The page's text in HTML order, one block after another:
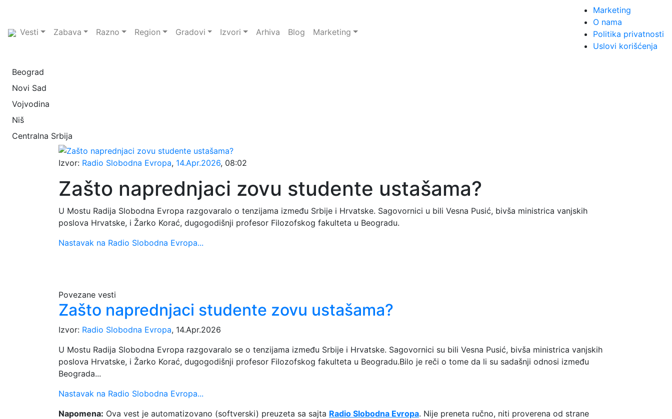
Vesti Zabava Razno Region Gradovi Izvori Arhiva Blog Marketing
Marketing
O nama
Politika privatnosti
Uslovi korišćenja
Beograd
Novi Sad
Vojvodina
Niš
Centralna Srbija
Izvor: Radio Slobodna Evropa, 14.Apr.2026, 08:02
Zašto naprednjaci zovu studente ustašama?
U Mostu Radija Slobodna Evropa razgovaralo o tenzijama između Srbije i Hrvatske. Sagovornici u bili Vesna Pusić, bivša ministrica vanjskih
poslova Hrvatske, i Žarko Korać, dugogodišnji profesor Filozofskog fakulteta u Beogradu.
Nastavak na Radio Slobodna Evropa...
Povezane vesti
Zašto naprednjaci studente zovu ustašama?
Izvor: Radio Slobodna Evropa, 14.Apr.2026
U Mostu Radija Slobodna Evropa razgovaralo se o tenzijama između Srbije i Hrvatske. Sagovornici su bili Vesna Pusić, bivša ministrica vanjskih
poslova Hrvatske, i Žarko Korać, dugogodišnji profesor Filozofskog fakulteta u Beogradu.Bilo je reči o tome da li su sadašnji odnosi između
Beograda...
Nastavak na Radio Slobodna Evropa...
Napomena: Ova vest je automatizovano (softverski) preuzeta sa sajta Radio Slobodna Evropa. Nije preneta ručno, niti proverena od strane